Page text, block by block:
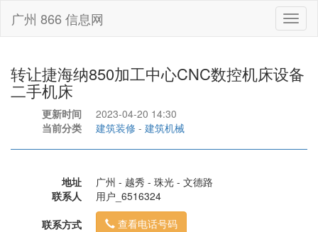
广州 866 信息网
转让捷海纳850加工中心CNC数控机床设备
二手机床
更新时间
2023-04-20 14:30
当前分类
建筑装修 - 建筑机械
地址
广州 - 越秀 - 珠光 - 文德路
联系人
用户_6516324
联系方式
查看电话号码